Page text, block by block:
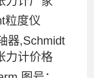
粒度仪
器,Schmidt
力计价格